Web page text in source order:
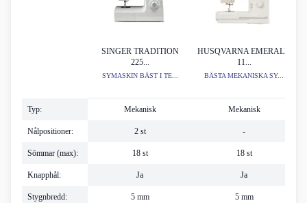
Typ:
Nålpositioner:
Sömmar (max):
Knapphål:
Stygnbredd:
SINGER TRADITION
225...
SYMASKIN BÄST I TE...
Mekanisk
2 st
18 st
Ja
5 mm
HUSQVARNA EMERALD
11...
BÄSTA MEKANISKA SY...
Mekanisk
-
18 st
Ja
5 mm